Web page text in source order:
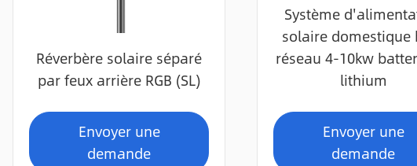
Réverbère solaire séparé
par feux arrière RGB (SL)
Envoyer une
demande
Système
solaire domestique
réseau 4-10kw
lithium
Envoyer une
demande